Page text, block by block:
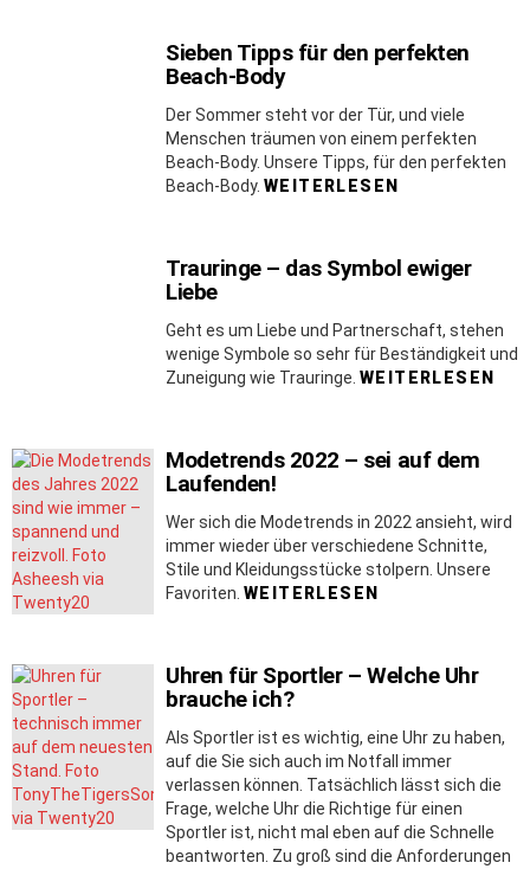
Sieben Tipps für den perfekten
Beach-Body
Der Sommer steht vor der Tür, und viele
Menschen träumen von einem perfekten
Beach-Body. Unsere Tipps, für den perfekten
Beach-Body. WEITERLESEN
Trauringe – das Symbol ewiger
Liebe
Geht es um Liebe und Partnerschaft, stehen
wenige Symbole so sehr für Beständigkeit und
Zuneigung wie Trauringe. WEITERLESEN
Modetrends 2022 – sei auf dem
Laufenden!
Wer sich die Modetrends in 2022 ansieht, wird
immer wieder über verschiedene Schnitte,
Stile und Kleidungsstücke stolpern. Unsere
Favoriten. WEITERLESEN
Uhren für Sportler – Welche Uhr
brauche ich?
Als Sportler ist es wichtig, eine Uhr zu haben,
auf die Sie sich auch im Notfall immer
verlassen können. Tatsächlich lässt sich die
Frage, welche Uhr die Richtige für einen
Sportler ist, nicht mal eben auf die Schnelle
beantworten. Zu groß sind die Anforderungen